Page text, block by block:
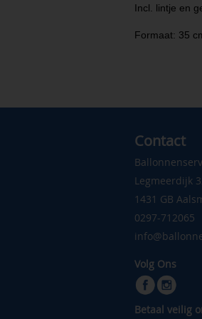
Incl. lintje en
Formaat: 35
Contact
Legmeerdijk
1431 GB
0297-712065
Volg Ons
Betaal veilig